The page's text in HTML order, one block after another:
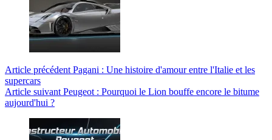
Article précédent Pagani : Une histoire d'amour entre l'Italie et les
supercars
Article suivant Peugeot : Pourquoi le Lion bouffe encore le bitume
aujourd'hui ?